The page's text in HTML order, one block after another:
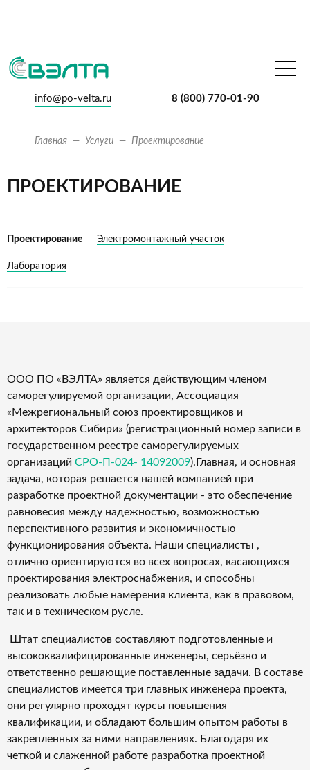
8 (800) 770-01-90
info@po-velta.ru
Главная Услуги Проектирование
ПРОЕКТИРОВАНИЕ
Проектирование Электромонтажный участок
Лаборатория
ООО ПО «ВЭЛТА» является действующим членом
саморегулируемой организации, Ассоциация
«Межрегиональный союз проектировщиков и
архитекторов Сибири» (регистрационный номер записи в
государственном реестре саморегулируемых
организаций СРО-П-024- 14092009).Главная, и основная
задача, которая решается нашей компанией при
разработке проектной документации - это обеспечение
равновесия между надежностью, возможностью
перспективного развития и экономичностью
функционирования объекта. Наши специалисты ,
отлично ориентируются во всех вопросах, касающихся
проектирования электроснабжения, и способны
реализовать любые намерения клиента, как в правовом,
так и в техническом русле.
Штат специалистов составляют подготовленные и
высококвалифицированные инженеры, серьёзно и
ответственно решающие поставленные задачи. В составе
специалистов имеется три главных инженера проекта,
они регулярно проходят курсы повышения
квалификации, и обладают большим опытом работы в
закрепленных за ними направлениях. Благодаря их
четкой и слаженной работе разработка проектной